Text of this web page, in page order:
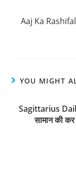
Aaj Ka Rashifal
YOU MIGHT
Sagittarius
सामान की